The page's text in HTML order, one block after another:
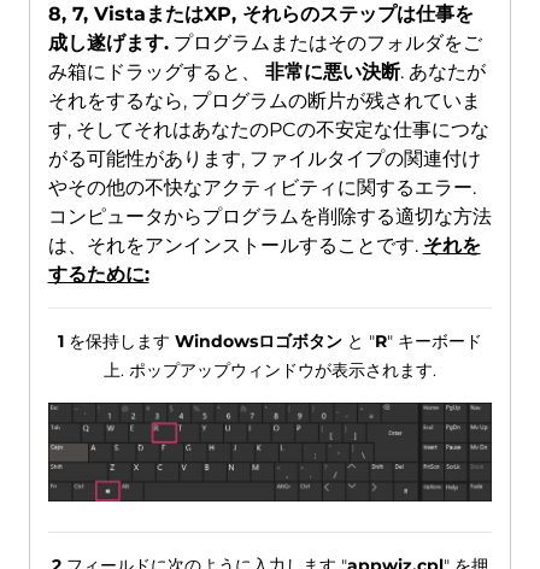
8, 7, VistaまたはXP, それらのステップは仕事を
成し遂げます.プログラムまたはそのフォルダをご
み箱にドラッグすると、 非常に悪い決断. あなたが
それをするなら, プログラムの断片が残されていま
す, そしてそれはあなたのPCの不安定な仕事につな
がる可能性があります, ファイルタイプの関連付け
やその他の不快なアクティビティに関するエラー.
コンピュータからプログラムを削除する適切な方法
は、それをアンインストールすることです. それを
するために:
1を保持します Windowsロゴボタンと "R" キーボード
上. ポップアップウィンドウが表示されます.